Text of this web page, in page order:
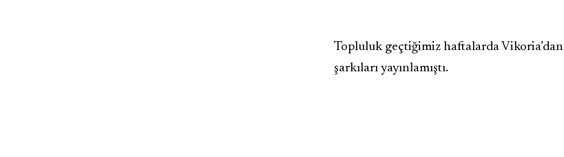
Topluluk geçtiğimiz haftalarda Vikoria’dan
şarkıları yayınlamıştı.